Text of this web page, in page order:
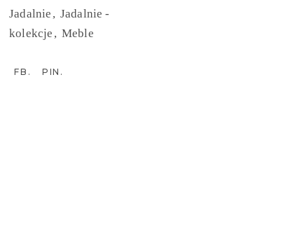
Jadalnie Jadalnie -
kolekcje Meble
FB PIN